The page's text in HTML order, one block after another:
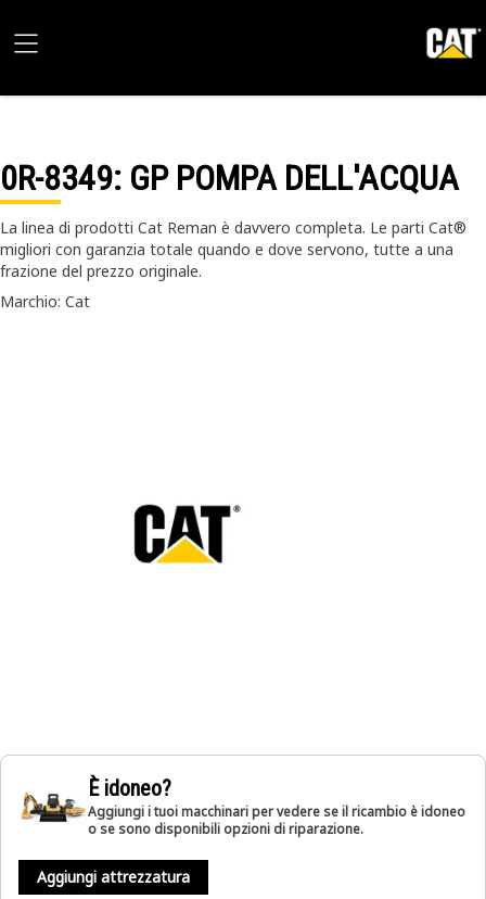
0R-8349: GP POMPA DELL'ACQUA
La linea di prodotti Cat Reman è davvero completa. Le parti Cat®
migliori con garanzia totale quando e dove servono, tutte a una
frazione del prezzo originale.
Marchio: Cat
È idoneo?
Aggiungi i tuoi macchinari per vedere se il ricambio è idoneo
o se sono disponibili opzioni di riparazione.
Aggiungi attrezzatura